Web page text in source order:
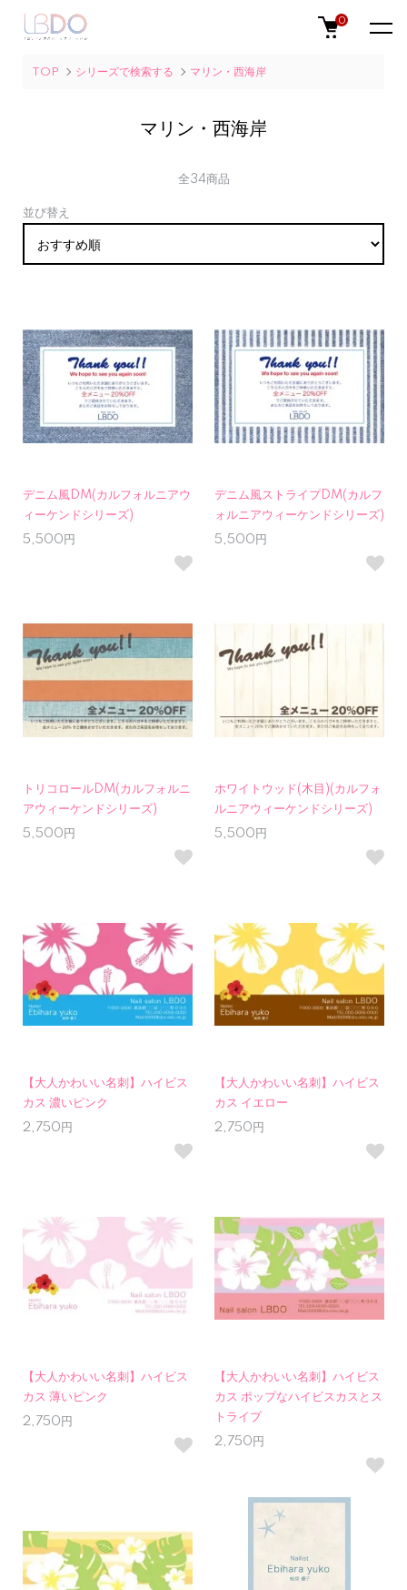
0
TOP シリーズで検索する マリン・西海岸
マリン・西海岸
全34商品
並び替え
デニム風DM(カルフォルニアウ
ィーケンドシリーズ)
5,500円
デニム風ストライプDM(カルフ
ォルニアウィーケンドシリーズ)
5,500円
トリコロールDM(カルフォルニ
アウィーケンドシリーズ)
5,500円
ホワイトウッド(木目)(カルフォ
ルニアウィーケンドシリーズ)
5,500円
【大人かわいい名刺】ハイビス
カス 濃いピンク
2,750円
【大人かわいい名刺】ハイビス
カス イエロー
2,750円
【大人かわいい名刺】ハイビス
カス 薄いピンク
2,750円
【大人かわいい名刺】ハイビス
カス ポップなハイビスカスとス
トライプ
2,750円